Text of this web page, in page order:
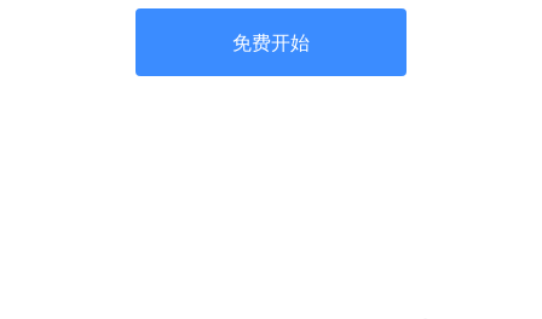
免费开始